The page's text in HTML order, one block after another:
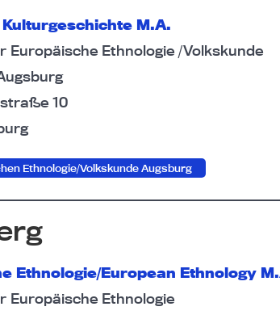
M.A.
Europäische Ethnologie /Volkskunde
10
Ethnologie/Volkskunde Augsburg
Ethnologie/European Ethnology
Europäische Ethnologie